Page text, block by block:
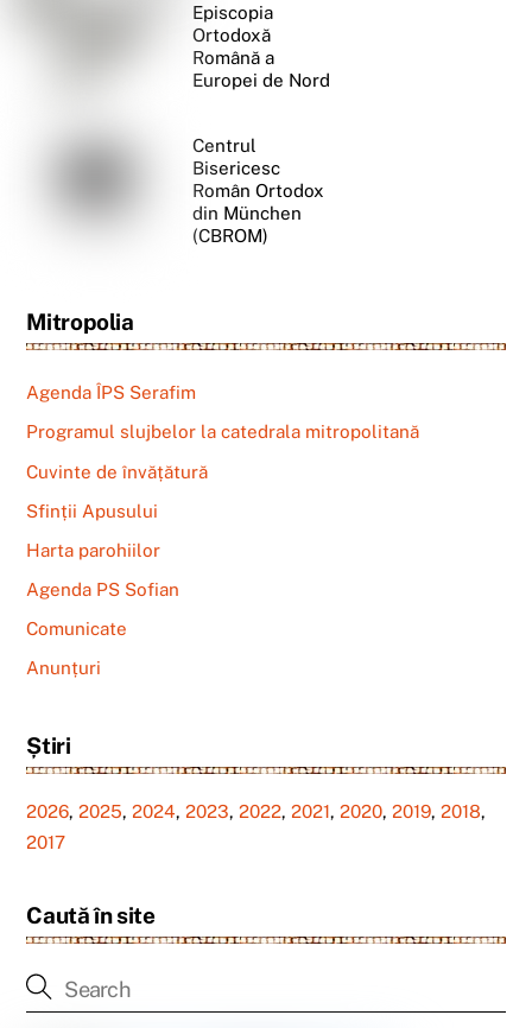
Episcopia
Ortodoxă
Română a
Europei de Nord
Centrul
Bisericesc
Român Ortodox
din München
(CBROM)
Mitropolia
Agenda ÎPS Serafim
Programul slujbelor la catedrala mitropolitană
Cuvinte de învățătură
Sfinții Apusului
Harta parohiilor
Agenda PS Sofian
Comunicate
Anunțuri
Știri
2026,2025,2024,2023,2022,2021,2020,2019,2018,
2017
Caută în site